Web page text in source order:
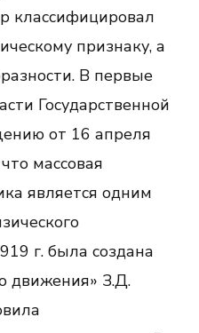
классифицировал
признаку, а
В первые
Государственной
от 16 апреля
массовая
является одним
г. была создана
движения» З.Д.